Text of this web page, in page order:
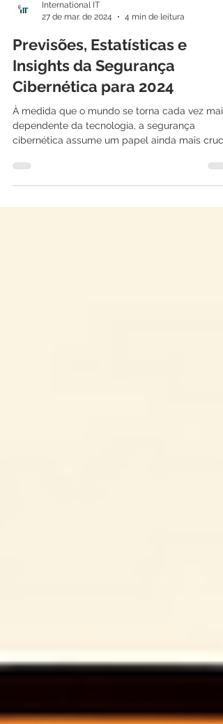
27 de mar. de 2024
4 min de leitura
Previsões, Estatísticas e
Insights da Segurança
Cibernética para 2024
À medida que o mundo se torna cada vez mais
cibernética assume um papel ainda mais